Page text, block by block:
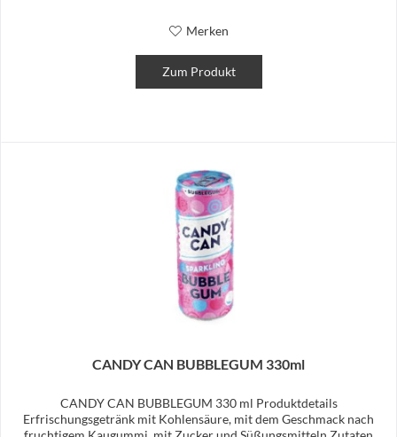
Merken
Zum Produkt
CANDY CAN BUBBLEGUM 330ml
CANDY CAN BUBBLEGUM 330 ml Produktdetails
Erfrischungsgetränk mit Kohlensäure, mit dem Geschmack nach